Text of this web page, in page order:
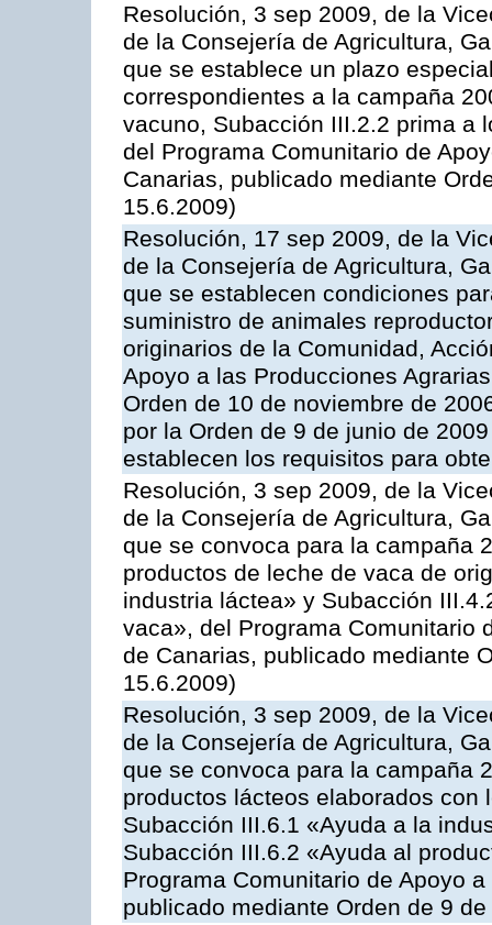
Resolución, 3 sep 2009, de la
de la Consejería de Agricultura,
que se establece un plazo
correspondientes a la campaña
vacuno, Subacción III.2.2 prima a
del Programa Comunitario de
Canarias, publicado mediante
15.6.2009)
Resolución, 17 sep 2009, de la
de la Consejería de Agricultura,
que se establecen condiciones
suministro de animales
originarios de la Comunidad,
Apoyo a las Producciones
Orden de 10 de noviembre de
por la Orden de 9 de junio de
establecen los requisitos para
Resolución, 3 sep 2009, de la
de la Consejería de Agricultura,
que se convoca para la campaña
productos de leche de vaca de
industria láctea» y Subacción
vaca», del Programa Comunitario
de Canarias, publicado mediante
15.6.2009)
Resolución, 3 sep 2009, de la
de la Consejería de Agricultura,
que se convoca para la campaña
productos lácteos elaborados
Subacción III.6.1 «Ayuda a la
Subacción III.6.2 «Ayuda al
Programa Comunitario de Apoyo
publicado mediante Orden de 9